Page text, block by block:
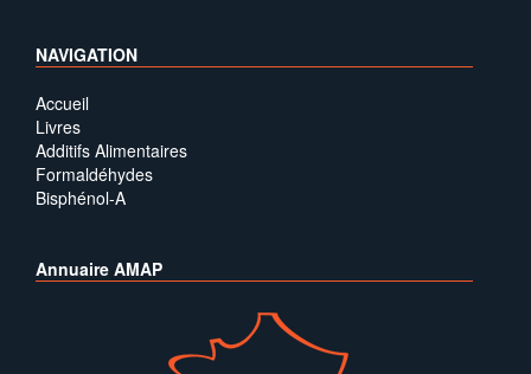
NAVIGATION
Accueil
Livres
Additifs Alimentaires
Formaldéhydes
Bisphénol-A
Annuaire AMAP